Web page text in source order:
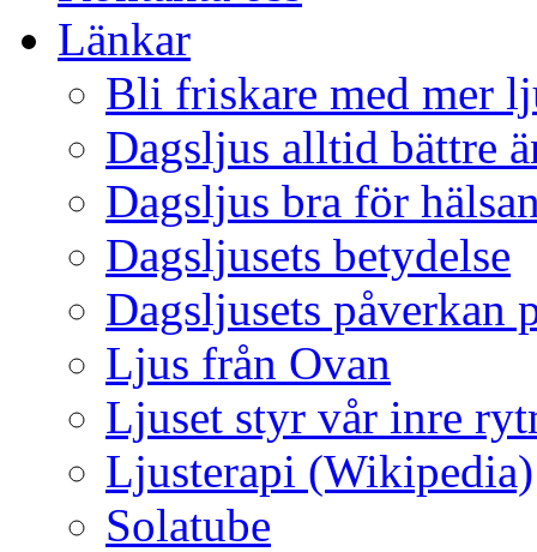
Länkar
Bli friskare med mer
Dagsljus alltid bättre
Dagsljus bra för
Dagsljusets betydelse
Dagsljusets påverkan
Ljus från Ovan
Ljuset styr vår inre
Ljusterapi (Wikipedia)
Solatube